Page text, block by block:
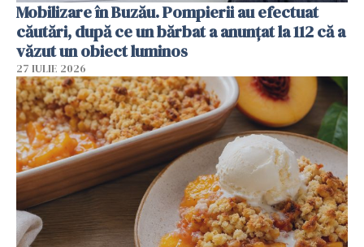
Mobilizare în Buzău. Pompierii au efectuat
căutări, după ce un bărbat a anunțat la 112 că a
văzut un obiect luminos
27 IULIE 2026